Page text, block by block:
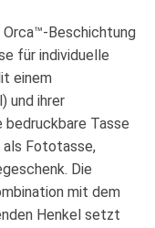
Orca™-Beschichtung
für individuelle
einem
und ihrer
bedruckbare Tasse
als Fototasse,
Die
mit dem
Henkel setzt